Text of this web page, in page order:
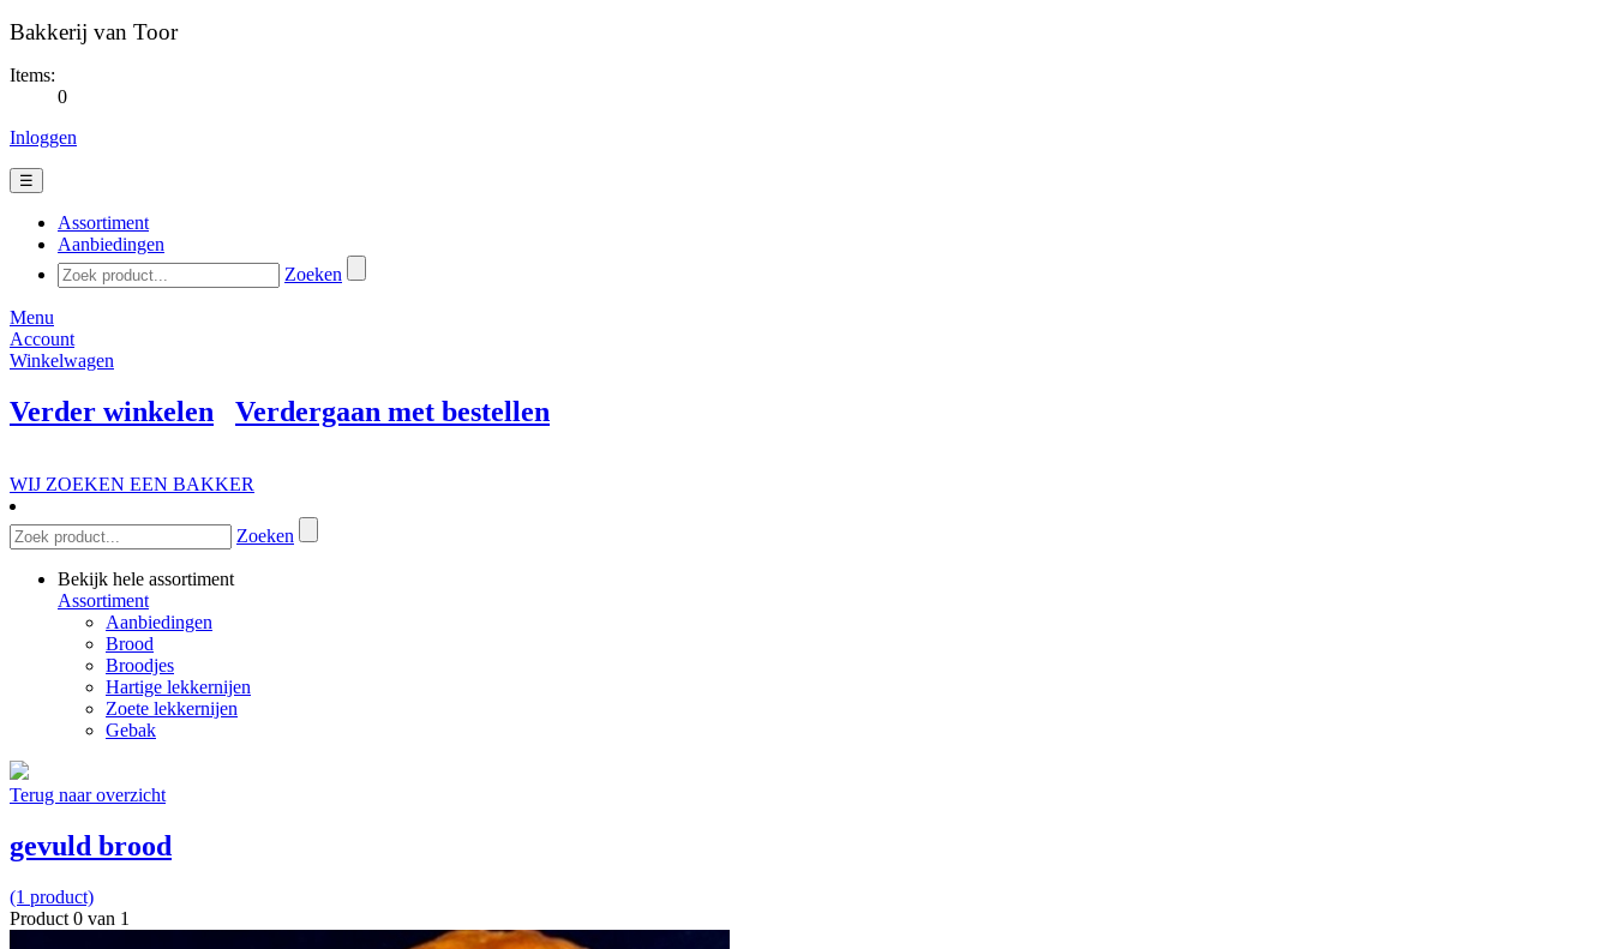
Bakkerij van Toor
Items:
0
Inloggen
☰
Assortiment
Aanbiedingen
Zoeken
Menu
Account
Winkelwagen
Verder winkelen Verdergaan met bestellen
WIJ ZOEKEN EEN BAKKER
Zoeken
Bekijk hele assortiment
Assortiment
Aanbiedingen
Brood
Broodjes
Hartige lekkernijen
Zoete lekkernijen
Gebak
Terug naar overzicht
gevuld brood
(1 product)
Product 0 van 1